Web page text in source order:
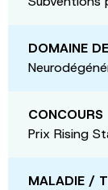
DOMAINE
CONCOURS
Prix Rising
MALADIE /